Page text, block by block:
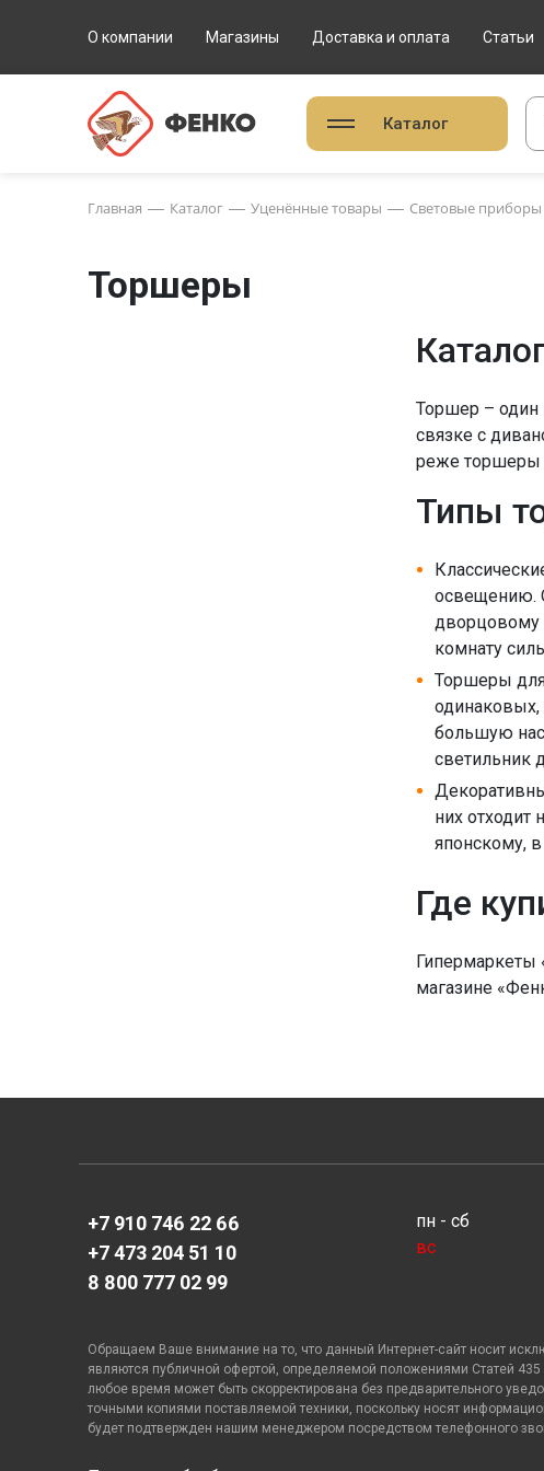
О компании Магазины Доставка и оплата Статьи
Каталог
Главная Каталог Уценённые товары Световые приборы
Торшеры
Торшер – один
связке с
реже торшеры
Типы
освещению.
дворцовому
комнату
Торшеры
большую
светильник
них отходит
японскому,
Где
Гипермаркеты
магазине
+7 910 746 22 66
+7 473 204 51 10
8 800 777 02 99
пн - сб
вс
Обращаем Ваше внимание на то, что данный Интернет-сайт носит
являются публичной офертой, определяемой положениями Статей 435
любое время может быть скорректирована без предварительного
точными копиями поставляемой техники, поскольку носят
будет подтвержден нашим менеджером посредством телефонного